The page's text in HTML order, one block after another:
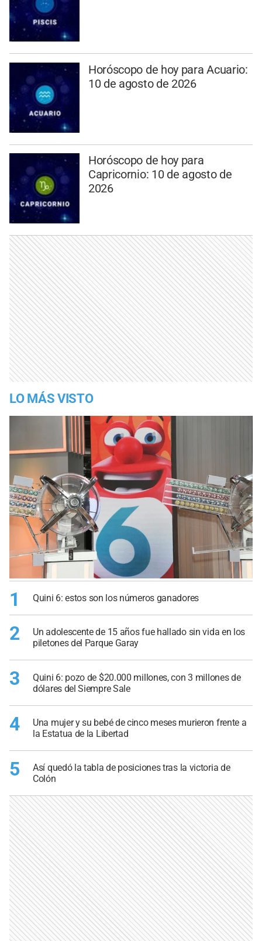
Horóscopo de hoy para Acuario:
10 de agosto de 2026
Horóscopo de hoy para
Capricornio: 10 de agosto de
2026
LO MÁS VISTO
1 Quini 6: estos son los números ganadores
2
Un adolescente de 15 años fue hallado sin vida en los
piletones del Parque Garay
3
Quini 6: pozo de $20.000 millones, con 3 millones de
dólares del Siempre Sale
4
Una mujer y su bebé de cinco meses murieron frente a
la Estatua de la Libertad
5
Así quedó la tabla de posiciones tras la victoria de
Colón